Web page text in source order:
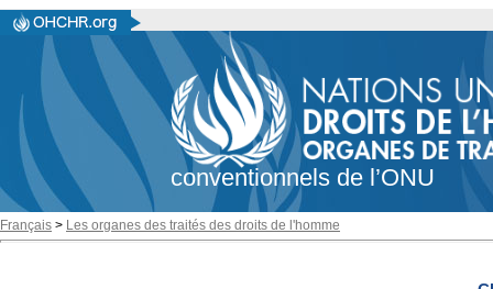
conventionnels de l’ONU
Français > Les organes des traités des droits de l'homme